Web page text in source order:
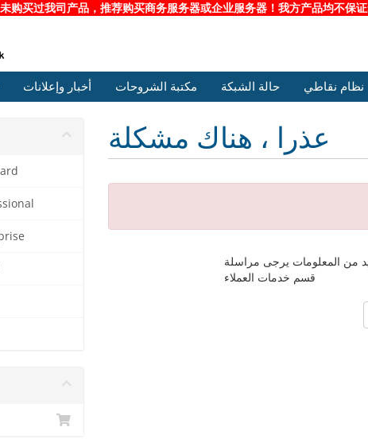
购买过我司产品，推荐购买商务服务器或企业服务器！我方产品均不保
أخبار وإعلانات مكتبة الشروحات حالة الشبكة نظام نقاطي
عذرا ، هناك مشكلة
من المعلومات يرجى مراسلة
قسم خدمات العملاء